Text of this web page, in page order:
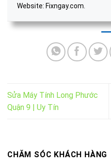
Website: Fixngay.com.
Sửa Máy Tính Long Phước
Quận 9 | Uy Tín
CHĂM SÓC KHÁCH HÀNG